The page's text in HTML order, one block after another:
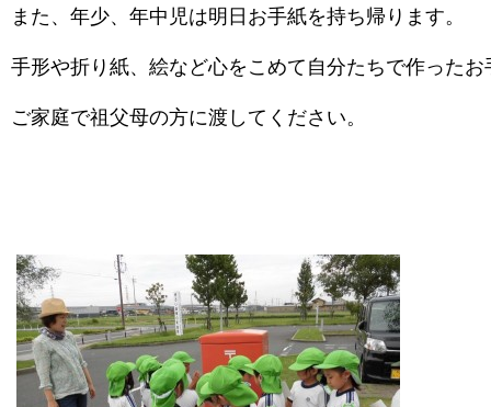
また、年少、年中児は明日お手紙を持ち帰ります。
手形や折り紙、絵など心をこめて自分たちで作ったお
ご家庭で祖父母の方に渡してください。